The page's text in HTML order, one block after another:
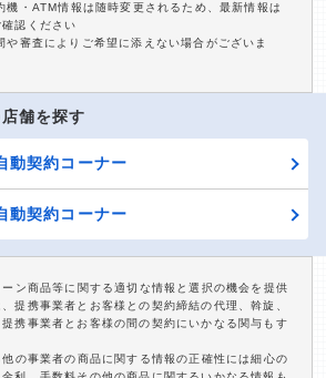
機・ATM情報は随時変更されるため、最新情報は
認ください
審査によりご希望に添えない場合がございま
舗を探す
動契約コーナー
動契約コーナー
ン商品等に関する適切な情報と選択の機会を提供
提携事業者とお客様との契約締結の代理、斡旋、
携事業者とお客様の間の契約にいかなる関与もす
の事業者の商品に関する情報の正確性には細心の